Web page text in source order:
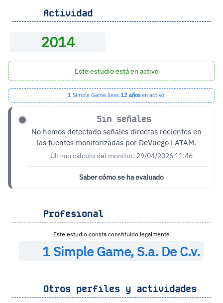
Actividad
2014
Este estudio está en activo
1 Simple Game lleva 12 añosen activo
Sin señales
No hemos detectado señales directas recientes en
las fuentes monitorizadas por DeVuego LATAM.
Último cálculo del monitor: 29/04/2026 11:46
Saber cómo se ha evaluado
Profesional
Este estudio consta constituído legalmente
1 Simple Game, S.a. De C.v.
Otros perfiles y actividades